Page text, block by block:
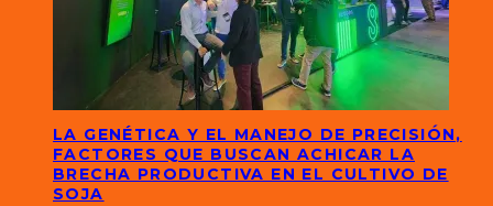
LA GENÉTICA Y EL MANEJO DE PRECISIÓN,
FACTORES QUE BUSCAN ACHICAR LA
BRECHA PRODUCTIVA EN EL CULTIVO DE
SOJA